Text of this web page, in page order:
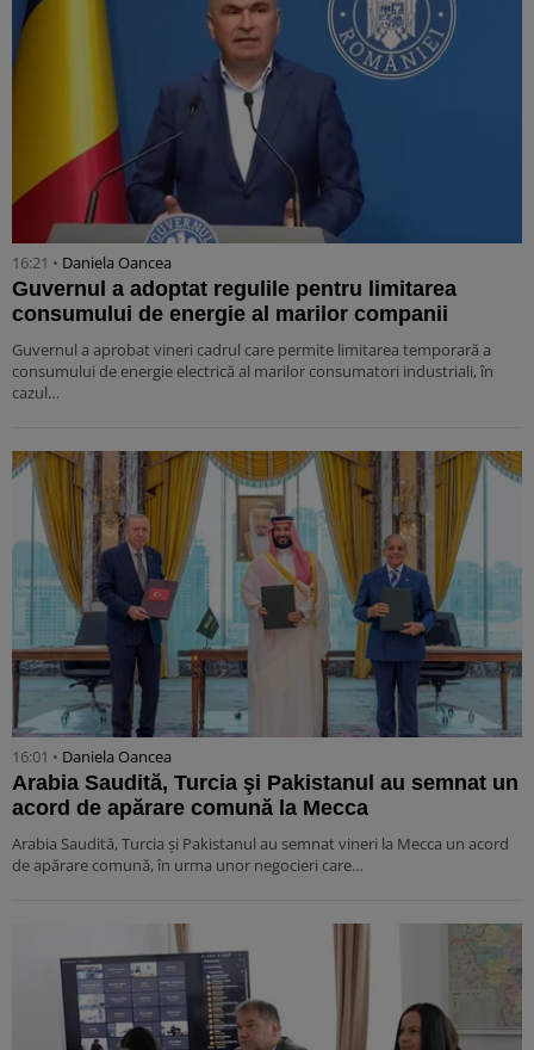
16:21 • Daniela Oancea
Guvernul a adoptat regulile pentru limitarea
consumului de energie al marilor companii
Guvernul a aprobat vineri cadrul care permite limitarea temporară a
consumului de energie electrică al marilor consumatori industriali, în
cazul…
16:01 • Daniela Oancea
Arabia Saudită, Turcia şi Pakistanul au semnat un
acord de apărare comună la Mecca
Arabia Saudită, Turcia şi Pakistanul au semnat vineri la Mecca un acord
de apărare comună, în urma unor negocieri care…